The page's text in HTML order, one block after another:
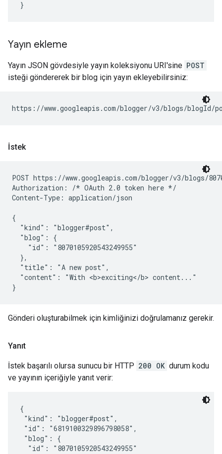
Yayın ekleme
Yayın JSON gövdesiyle yayın koleksiyonu URI'sine POST
isteği göndererek bir blog için yayın ekleyebilirsiniz:
https://www.googleapis.com/blogger/v3/blogs/blogId
İstek
POST https://www.googleapis.com/blogger/v3/blogs/
Authorization: /* OAuth 2.0 token here */
Content-Type: application/json
{
  "kind": "blogger#post",
  "blog": {
    "id": "8070105920543249955"
  },
  "title": "A new post",
  "content": "With <b>exciting</b> content..."
Gönderi oluşturabilmek için kimliğinizi doğrulamanız gerekir.
Yanıt
İstek başarılı olursa sunucu bir HTTP 200 OK durum kodu
ve yayının içeriğiyle yanıt verir:
{
"kind": "blogger#post",
"id": "6819100329896798058",
"blog": {
  "id": "8070105920543249955"